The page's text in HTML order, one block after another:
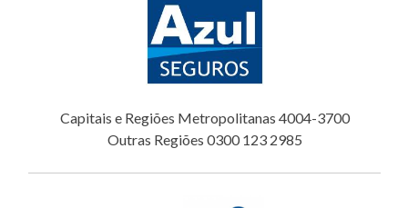
Capitais e Regiões Metropolitanas 4004-3700
Outras Regiões 0300 123 2985